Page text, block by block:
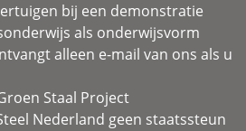
bij een demonstratie
als onderwijsvorm
alleen e-mail van ons als u
Staal Project
Nederland geen staatssteun